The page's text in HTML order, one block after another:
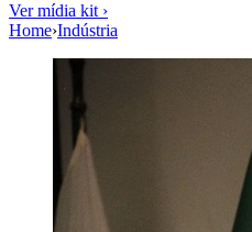
Ver mídia kit ›
Home›Indústria